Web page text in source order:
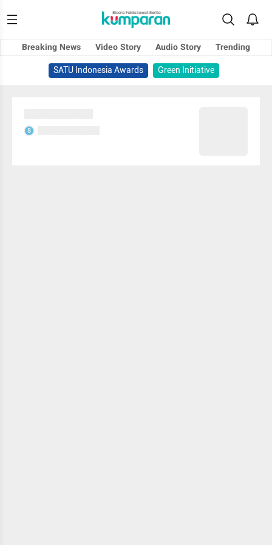
Breaking News Video Story Audio Story
Trending
SATU Indonesia Awards
Green Initiative
S